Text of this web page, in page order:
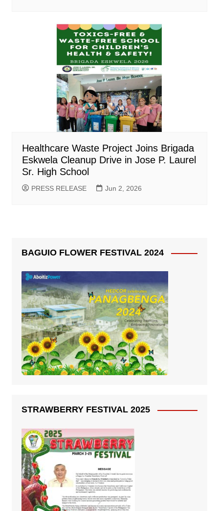
Healthcare Waste Project Joins Brigada
Eskwela Cleanup Drive in Jose P. Laurel
Sr. High School
PRESS RELEASE Jun 2, 2026
BAGUIO FLOWER FESTIVAL 2024
STRAWBERRY FESTIVAL 2025